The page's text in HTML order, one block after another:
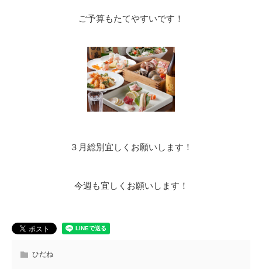
ご予算もたてやすいです！
３月総別宜しくお願いします！
今週も宜しくお願いします！
ひだね